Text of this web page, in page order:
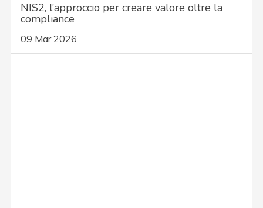
NIS2, l’approccio per creare valore oltre la
compliance
09 Mar 2026